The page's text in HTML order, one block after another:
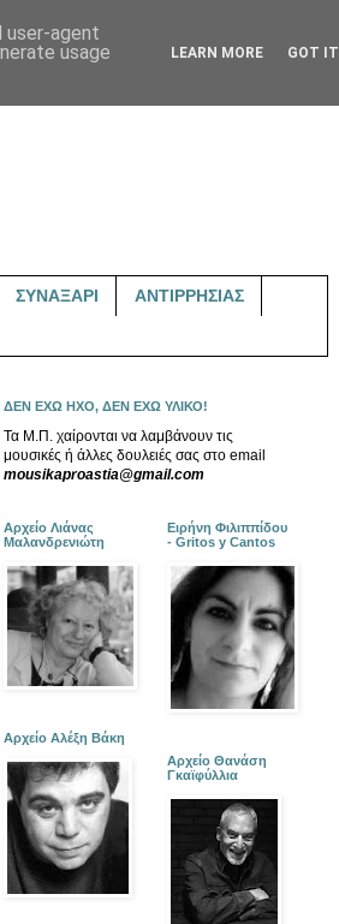
ΣΥΝΑΞΑΡΙ ΑΝΤΙΡΡΗΣΙΑΣ
ΔΕΝ ΕΧΩ ΗΧΟ, ΔΕΝ ΕΧΩ ΥΛΙΚΟ!
Τα Μ.Π. χαίρονται να λαμβάνουν τις
μουσικές ή άλλες δουλειές σας στο email
mousikaproastia@gmail.com
Αρχείο Λιάνας
Μαλανδρενιώτη
Αρχείο Αλέξη Βάκη
Ειρήνη Φιλιππίδου
- Gritos y Cantos
Αρχείο Θανάση
Γκαϊφύλλια
user-agent
usage
LEARN MORE GOT IT